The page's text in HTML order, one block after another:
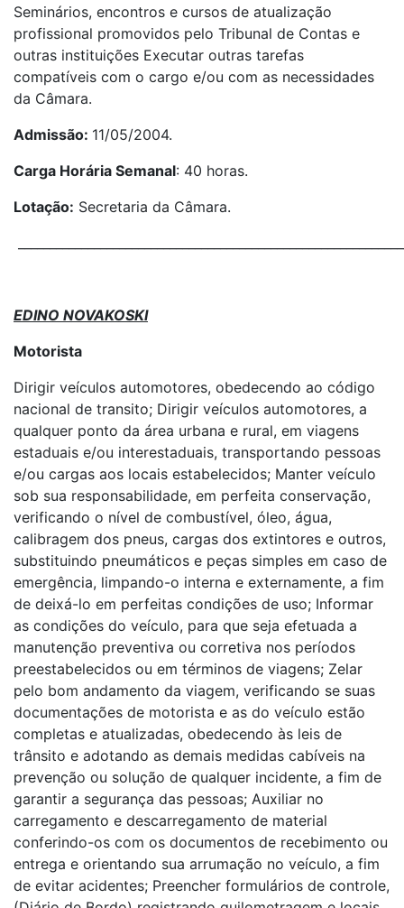
Seminários, encontros e cursos de atualização
profissional promovidos pelo Tribunal de Contas e
outras instituições Executar outras tarefas
compatíveis com o cargo e/ou com as necessidades
da Câmara.
Admissão: 11/05/2004.
Carga Horária Semanal: 40 horas.
Lotação: Secretaria da Câmara.
EDINO NOVAKOSKI
Motorista
Dirigir veículos automotores, obedecendo ao código
nacional de transito; Dirigir veículos automotores, a
qualquer ponto da área urbana e rural, em viagens
estaduais e/ou interestaduais, transportando pessoas
e/ou cargas aos locais estabelecidos; Manter veículo
sob sua responsabilidade, em perfeita conservação,
verificando o nível de combustível, óleo, água,
calibragem dos pneus, cargas dos extintores e outros,
substituindo pneumáticos e peças simples em caso de
emergência, limpando-o interna e externamente, a fim
de deixá-lo em perfeitas condições de uso; Informar
as condições do veículo, para que seja efetuada a
manutenção preventiva ou corretiva nos períodos
preestabelecidos ou em términos de viagens; Zelar
pelo bom andamento da viagem, verificando se suas
documentações de motorista e as do veículo estão
completas e atualizadas, obedecendo às leis de
trânsito e adotando as demais medidas cabíveis na
prevenção ou solução de qualquer incidente, a fim de
garantir a segurança das pessoas; Auxiliar no
carregamento e descarregamento de material
conferindo-os com os documentos de recebimento ou
entrega e orientando sua arrumação no veículo, a fim
de evitar acidentes; Preencher formulários de controle,